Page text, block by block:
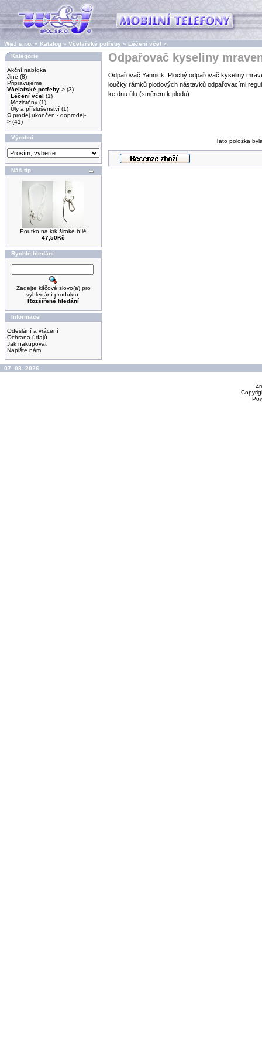
W&J s.r.o. » Katalog » Včelařské potřeby » Léčení včel »
Kategorie
Akční nabídka
Jiné (8)
Připravujeme
Včelařské potřeby-> (3)
Léčení včel (1)
Mezistěny (1)
Úly a příslušenství (1)
Ω prodej ukončen - doprodej-
> (41)
Výrobci
Náš tip
Poutko na krk široké bílé
47,50Kč
Rychlé hledání
Zadejte klíčové slovo(a) pro
vyhledání produktu.
Rozšířené hledání
Informace
Odeslání a vrácení
Ochrana údajů
Jak nakupovat
Napište nám
Odpařovač kyseliny
Odpařovač Yannick. Plochý odpařovač kyseliny
loučky rámků plodových nástavků odpařovacími
ke dnu úlu (směrem k plodu).
Tato položka
07. 08. 2026